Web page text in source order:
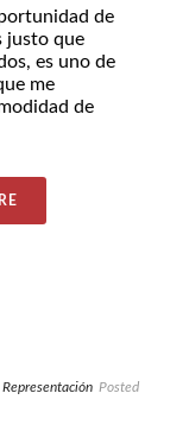
de
justo que
es uno de
me
de
Representación Posted